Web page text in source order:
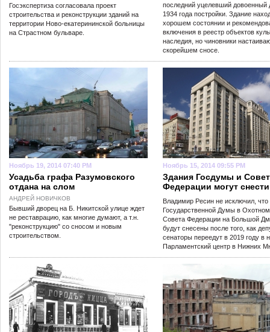
Госэкспертиза согласовала проект
строительства и реконструкции зданий на
территории Ново-екатерининской больницы
на Страстном бульваре.
последний уцелевший довоенный
1934 года постройки. Здание
хорошем состоянии и
включения в реестр объектов
наследия, но чиновники
скорейшем сносе.
Ноябрь 19, 2014 07:40 PM
Усадьба графа Разумовского
отдана на слом
АНДРЕЙ НОВИЧКОВ
Бывший дворец на Б. Никитской улице ждет
не реставрацию, как многие думают, а т.н.
"реконструкцию" со сносом и новым
строительством.
Ноябрь 15, 2014 09:55 PM
Здания Госдумы и
Федерации могут снести
Владимир Ресин не исключил, что
Государственной Думы в
Совета Федерации на Большой
будут снесены после того, как
сенаторы переедут в 2019 году в
Парламентский центр в Нижних